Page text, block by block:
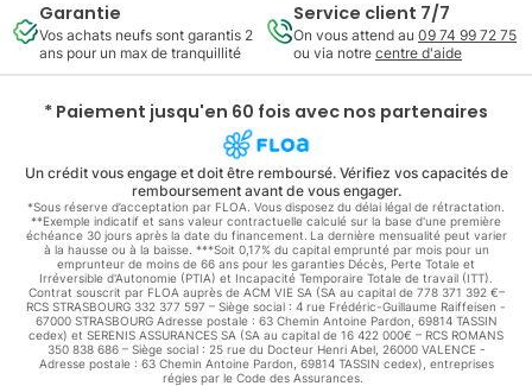
Garantie
Vos achats neufs sont garantis 2
ans pour un max de tranquillité
Service client 7/7
On vous attend au 09 74 99 72 75
ou via notre centre d'aide
* Paiement jusqu'en 60 fois avec nos partenaires
Un crédit vous engage et doit être remboursé. Vérifiez vos capacités de
remboursement avant de vous engager.
*Sous réserve d’acceptation par FLOA. Vous disposez du délai légal de rétractation.
**Exemple indicatif et sans valeur contractuelle calculé sur la base d'une première
échéance 30 jours après la date du financement. La dernière mensualité peut varier
à la hausse ou à la baisse. ***Soit 0,17% du capital emprunté par mois pour un
emprunteur de moins de 66 ans pour les garanties Décès, Perte Totale et
Irréversible d'Autonomie (PTIA) et Incapacité Temporaire Totale de travail (ITT).
Contrat souscrit par FLOA auprès de ACM VIE SA (SA au capital de 778 371 392 €–
RCS STRASBOURG 332 377 597 – Siège social : 4 rue Frédéric-Guillaume Raiffeisen -
67000 STRASBOURG Adresse postale : 63 Chemin Antoine Pardon, 69814 TASSIN
cedex) et SERENIS ASSURANCES SA (SA au capital de 16 422 000€ – RCS ROMANS
350 838 686 – Siège social : 25 rue du Docteur Henri Abel, 26000 VALENCE -
Adresse postale : 63 Chemin Antoine Pardon, 69814 TASSIN cedex), entreprises
régies par le Code des Assurances.